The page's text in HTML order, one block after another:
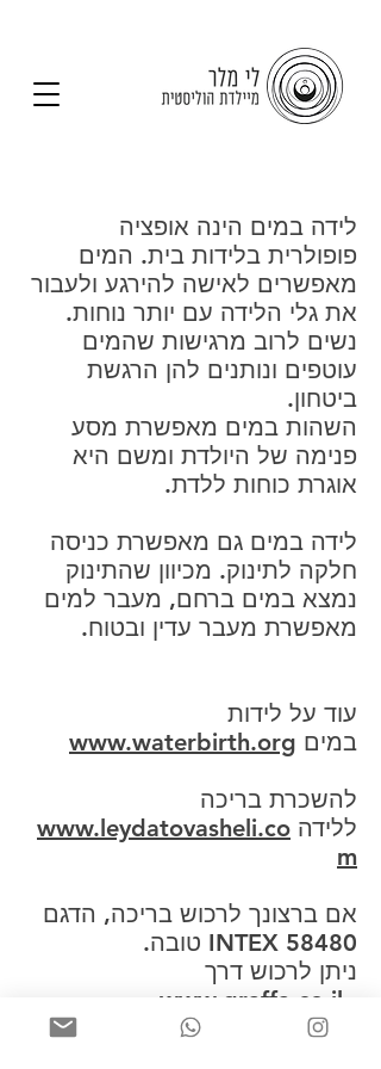
לידה במים הינה אופציה
פופולרית בלידות בית. המים
מאפשרים לאישה להירגע ולעבור
את גלי הלידה עם יותר נוחות.
נשים לרוב מרגישות שהמים
עוטפים ונותנים להן הרגשת
ביטחון.
השהות במים מאפשרת מסע
פנימה של היולדת ומשם היא
אוגרת כוחות ללדת.
לידה במים גם מאפשרת כניסה
חלקה לתינוק. מכיוון שהתינוק
נמצא במים ברחם, מעבר למים
מאפשרת מעבר עדין ובטוח.
עוד על לידות
במים www.waterbirth.org
להשכרת בריכה
ללידה www.leydatovasheli.co
m
אם ברצונך לרכוש בריכה, הדגם
INTEX 58480 טובה.
ניתן לרכוש דרך
www.intex-pool.co.il